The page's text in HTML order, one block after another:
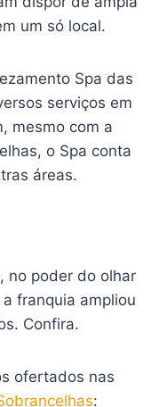
um só local.
Spa das
serviços em
mesmo com a
o Spa conta
áreas.
no poder do olhar
franquia ampliou
Confira.
ofertados nas
: